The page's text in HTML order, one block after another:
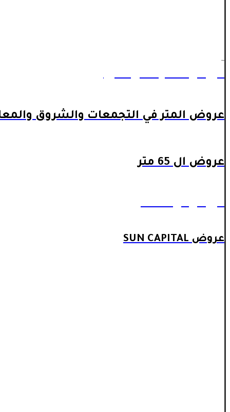
_
عروض المتر داخل اكتوبر
عروض المتر في التجمعات والشروق
عروض ال 65 متر
عروض ال 90 متر
عروض SUN CAPITAL